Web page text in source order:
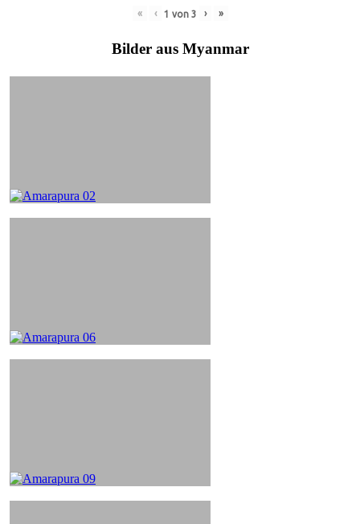
« ‹ 1 von 3 › »
Bilder aus Myanmar